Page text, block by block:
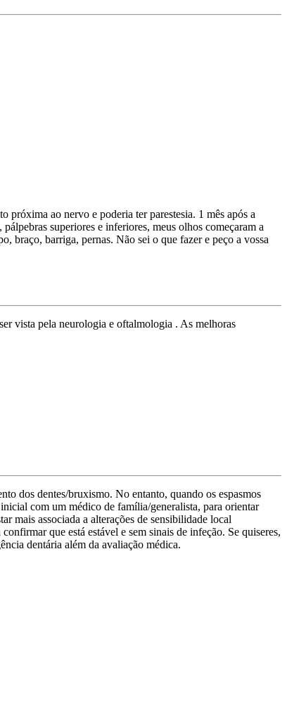
ao nervo e poderia ter parestesia. 1 mês após a
superiores e inferiores, meus olhos começaram a
braço, barriga, pernas. Não sei o que fazer e peço a vossa
vista pela neurologia e oftalmologia . As melhoras
dos dentes/bruxismo. No entanto, quando os espasmos
com um médico de família/generalista, para orientar
mais associada a alterações de sensibilidade local
que está estável e sem sinais de infeção. Se quiseres,
dentária além da avaliação médica.